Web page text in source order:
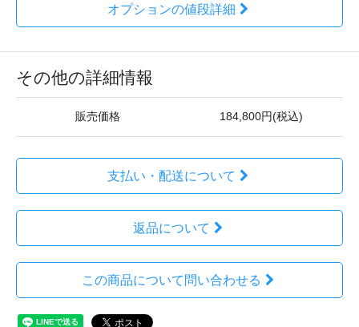
オプションの値段詳細
その他の詳細情報
販売価格 184,800円(税込)
支払い・配送について
返品について
この商品について問い合わせる